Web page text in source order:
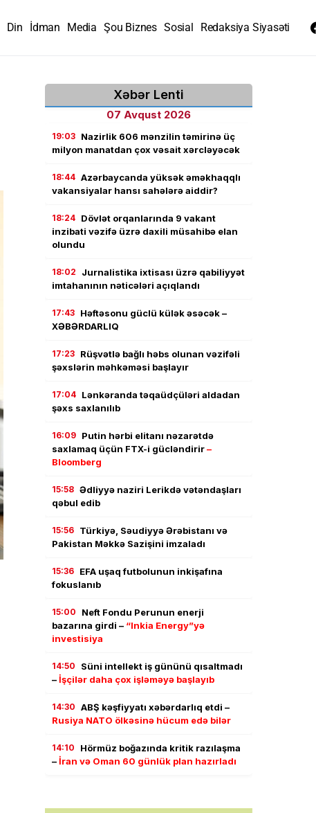
Din İdman Media Şou Biznes Sosial Redaksiya Siyasəti
Xəbər Lenti
07 Avqust 2026
19:03 Nazirlik 606 mənzilin təmirinə üç
milyon manatdan çox vəsait xərcləyəcək
18:44 Azərbaycanda yüksək əməkhaqqlı
vakansiyalar hansı sahələrə aiddir?
18:24 Dövlət orqanlarında 9 vakant
inzibati vəzifə üzrə daxili müsahibə elan
olundu
18:02
Jurnalistika ixtisası üzrə qabiliyyət
imtahanının nəticələri açıqlandı
17:43 Həftəsonu güclü külək əsəcək –
XƏBƏRDARLIQ
17:23 Rüşvətlə bağlı həbs olunan vəzifəli
şəxslərin məhkəməsi başlayır
17:04 Lənkəranda təqaüdçüləri aldadan
şəxs saxlanılıb
16:09 Putin hərbi elitanı nəzarətdə
saxlamaq üçün FTX-i gücləndirir–
Bloomberg
15:58 Ədliyyə naziri Lerikdə vətəndaşları
qəbul edib
15:56 Türkiyə, Səudiyyə Ərəbistanı və
Pakistan Məkkə Sazişini imzaladı
15:36 EFA uşaq futbolunun inkişafına
fokuslanıb
15:00
Neft Fondu Perunun enerji
bazarına girdi – “Inkia Energy”yə
investisiya
14:50
Süni intellekt iş gününü qısaltmadı
–İşçilər daha çox işləməyə başlayıb
14:30 ABŞ kəşfiyyatı xəbərdarlıq etdi –
Rusiya NATO ölkəsinə hücum edə bilər
14:10
Hörmüz boğazında kritik razılaşma
–İran və Oman 60 günlük plan hazırladı